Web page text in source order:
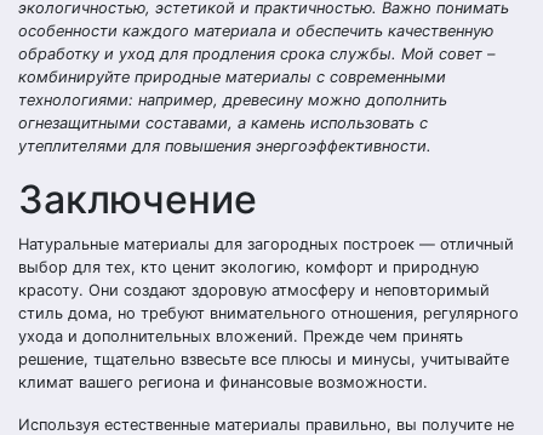
экологичностью, эстетикой и практичностью. Важно понимать
особенности каждого материала и обеспечить качественную
обработку и уход для продления срока службы. Мой совет –
комбинируйте природные материалы с современными
технологиями: например, древесину можно дополнить
огнезащитными составами, а камень использовать с
утеплителями для повышения энергоэффективности.
Заключение
Натуральные материалы для загородных построек — отличный
выбор для тех, кто ценит экологию, комфорт и природную
красоту. Они создают здоровую атмосферу и неповторимый
стиль дома, но требуют внимательного отношения, регулярного
ухода и дополнительных вложений. Прежде чем принять
решение, тщательно взвесьте все плюсы и минусы, учитывайте
климат вашего региона и финансовые возможности.
Используя естественные материалы правильно, вы получите не